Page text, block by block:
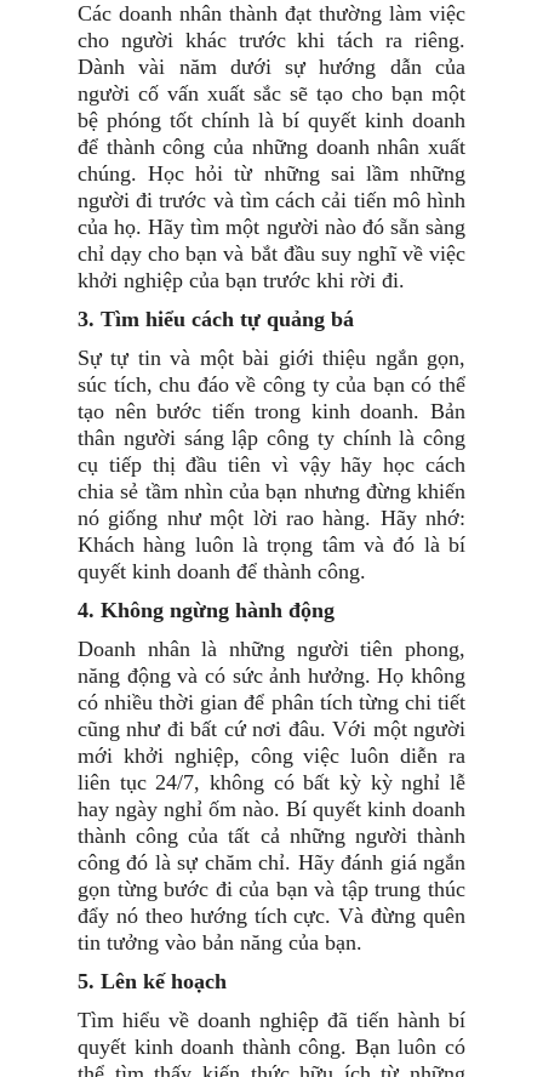
Các doanh nhân thành đạt thường làm việc
cho người khác trước khi tách ra riêng.
Dành vài năm dưới sự hướng dẫn của
người cố vấn xuất sắc sẽ tạo cho bạn một
bệ phóng tốt chính là bí quyết kinh doanh
để thành công của những doanh nhân xuất
chúng. Học hỏi từ những sai lầm những
người đi trước và tìm cách cải tiến mô hình
của họ. Hãy tìm một người nào đó sẵn sàng
chỉ dạy cho bạn và bắt đầu suy nghĩ về việc
khởi nghiệp của bạn trước khi rời đi.
3. Tìm hiểu cách tự quảng bá
Sự tự tin và một bài giới thiệu ngắn gọn,
súc tích, chu đáo về công ty của bạn có thể
tạo nên bước tiến trong kinh doanh. Bản
thân người sáng lập công ty chính là công
cụ tiếp thị đầu tiên vì vậy hãy học cách
chia sẻ tầm nhìn của bạn nhưng đừng khiến
nó giống như một lời rao hàng. Hãy nhớ:
Khách hàng luôn là trọng tâm và đó là bí
quyết kinh doanh để thành công.
4. Không ngừng hành động
Doanh nhân là những người tiên phong,
năng động và có sức ảnh hưởng. Họ không
có nhiều thời gian để phân tích từng chi tiết
cũng như đi bất cứ nơi đâu. Với một người
mới khởi nghiệp, công việc luôn diễn ra
liên tục 24/7, không có bất kỳ kỳ nghỉ lễ
hay ngày nghỉ ốm nào. Bí quyết kinh doanh
thành công của tất cả những người thành
công đó là sự chăm chỉ. Hãy đánh giá ngắn
gọn từng bước đi của bạn và tập trung thúc
đẩy nó theo hướng tích cực. Và đừng quên
tin tưởng vào bản năng của bạn.
5. Lên kế hoạch
Tìm hiểu về doanh nghiệp đã tiến hành bí
quyết kinh doanh thành công. Bạn luôn có